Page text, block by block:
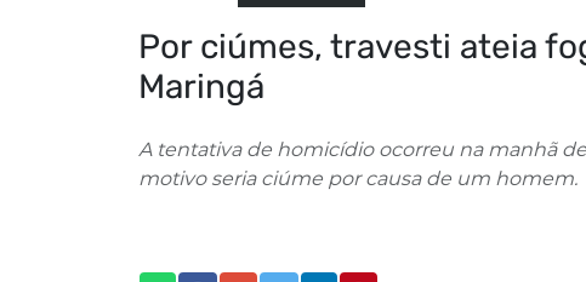
Por ciúmes, travesti ateia
Maringá
A tentativa de homicídio ocorreu na manhã
motivo seria ciúme por causa de um homem.